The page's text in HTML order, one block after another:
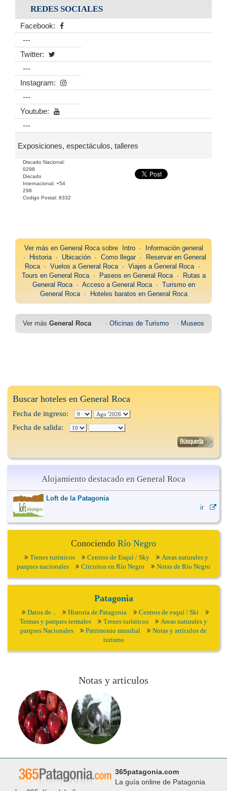
REDES SOCIALES
Facebook:
---
Twitter:
---
Instagram:
---
Youtube:
---
Exposiciones, espectáculos, talleres
Discado Nacional:
0298
Discado
Internacional: +54
298
Codigo Postal: 8332
Ver más en General Rocasobre Intro∙
Información general
∙
Historia∙ Ubicación∙ Como llegar∙
Reservar en General
Roca∙ Vuelos a General Roca∙ Viajes a General Roca∙
Tours en General Roca∙ Paseos en General Roca∙
Rutas a
General Roca∙ Acceso a General Roca∙ Turismo en
General Roca∙ Hoteles baratos en General Roca
Ver más General Roca· Oficinas de Turismo · Museos
Buscar hoteles en General Roca
Fecha de ingreso:
Fecha de salida:
Alojamiento destacado en General Roca
Loft de la Patagonia
ir
Conociendo Río Negro
Trenes turísticos Centros de Esquí / Sky
Areas naturales y
parques nacionales
Circuitos en Río Negro Notas de Río Negro
Patagonia
Datos de .. Historia de Patagonia
Centros de esquí / Ski
Termas y parques termales
Trenes turísticos
Areas naturales y
parques Nacionales
Patrimonio mundial
Notas y artículos de
turismo
Notas y articulos
365patagonia.com
La guía online de Patagonia